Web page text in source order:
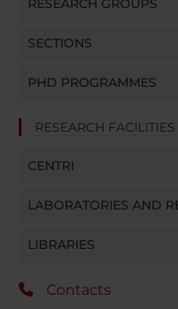
RESEARCH GROUPS
SECTIONS
PHD PROGRAMMES
RESEARCH FACILITIES
CENTRI
LABORATORIES AND
LIBRARIES
Contacts